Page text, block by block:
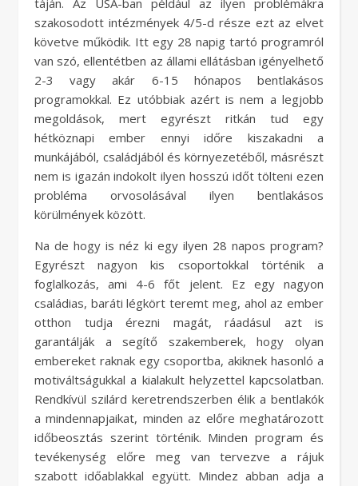
táján. Az USA-ban például az ilyen problémákra
szakosodott intézmények 4/5-d része ezt az elvet
követve működik. Itt egy 28 napig tartó programról
van szó, ellentétben az állami ellátásban igényelhető
2-3 vagy akár 6-15 hónapos bentlakásos
programokkal. Ez utóbbiak azért is nem a legjobb
megoldások, mert egyrészt ritkán tud egy
hétköznapi ember ennyi időre kiszakadni a
munkájából, családjából és környezetéből, másrészt
nem is igazán indokolt ilyen hosszú időt tölteni ezen
probléma orvosolásával ilyen bentlakásos
körülmények között.
Na de hogy is néz ki egy ilyen 28 napos program?
Egyrészt nagyon kis csoportokkal történik a
foglalkozás, ami 4-6 főt jelent. Ez egy nagyon
családias, baráti légkört teremt meg, ahol az ember
otthon tudja érezni magát, ráadásul azt is
garantálják a segítő szakemberek, hogy olyan
embereket raknak egy csoportba, akiknek hasonló a
motiváltságukkal a kialakult helyzettel kapcsolatban.
Rendkívül szilárd keretrendszerben élik a bentlakók
a mindennapjaikat, minden az előre meghatározott
időbeosztás szerint történik. Minden program és
tevékenység előre meg van tervezve a rájuk
szabott időablakkal együtt. Mindez abban adja a